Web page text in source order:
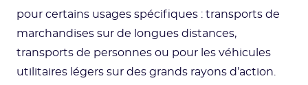
pour certains usages spécifiques : transports de
marchandises sur de longues distances,
transports de personnes ou pour les véhicules
utilitaires légers sur des grands rayons d’action.